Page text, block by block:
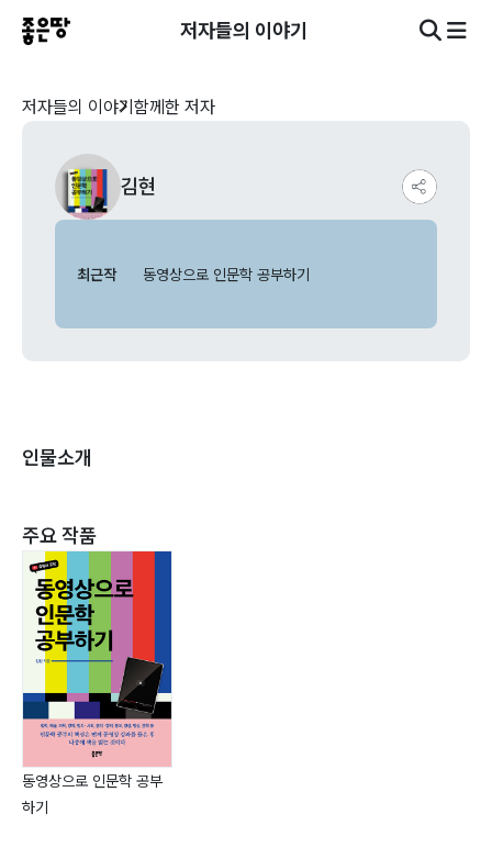
저자들의 이야기
저자들의 이야기 함께한 저자
김현
최근작 동영상으로 인문학 공부하기
인물소개
주요 작품
동영상으로 인문학 공부
하기